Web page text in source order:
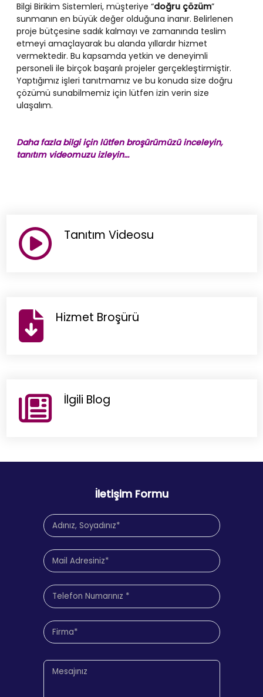
Bilgi Birikim Sistemleri, müşteriye “doğru çözüm”
sunmanın en büyük değer olduğuna inanır. Belirlenen
proje bütçesine sadık kalmayı ve zamanında teslim
etmeyi amaçlayarak bu alanda yıllardır hizmet
vermektedir. Bu kapsamda yetkin ve deneyimli
personeli ile birçok başarılı projeler gerçekleştirmiştir.
Yaptığımız işleri tanıtmamız ve bu konuda size doğru
çözümü sunabilmemiz için lütfen izin verin size
ulaşalım.
Daha fazla bilgi için lütfen broşürümüzü inceleyin,
tanıtım videomuzu izleyin...
Tanıtım Videosu
Hizmet Broşürü
İlgili Blog
İletişim Formu